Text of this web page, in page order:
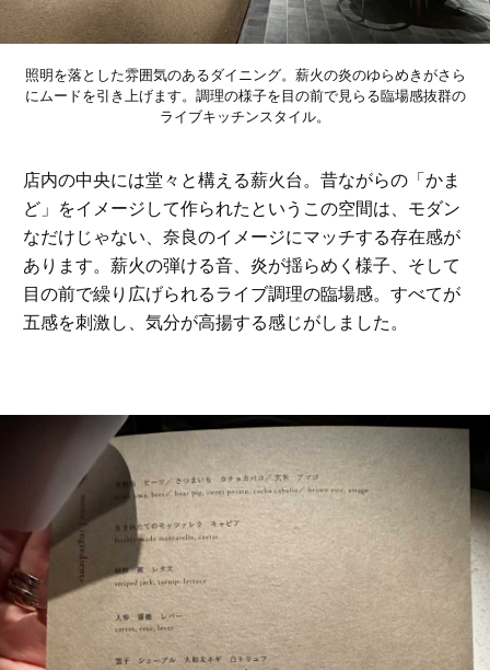
照明を落とした雰囲気のあるダイニング。薪火の炎のゆらめきがさら
にムードを引き上げます。調理の様子を目の前で見らる臨場感抜群の
ライブキッチンスタイル。
店内の中央には堂々と構える薪火台。昔ながらの「かま
ど」をイメージして作られたというこの空間は、モダン
なだけじゃない、奈良のイメージにマッチする存在感が
あります。薪火の弾ける音、炎が揺らめく様子、そして
目の前で繰り広げられるライブ調理の臨場感。すべてが
五感を刺激し、気分が高揚する感じがしました。